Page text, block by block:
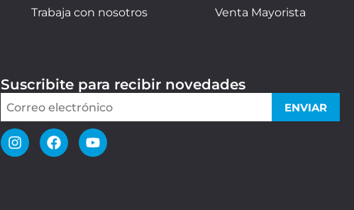
Trabaja con nosotros Venta Mayorista
Suscribite para recibir novedades
ENVIAR